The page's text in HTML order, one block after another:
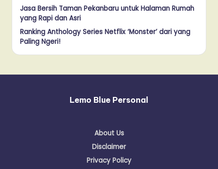
Jasa Bersih Taman Pekanbaru untuk Halaman Rumah
yang Rapi dan Asri
Ranking Anthology Series Netflix ‘Monster’ dari yang
Paling Ngeri!
Lemo Blue Personal
About Us
Disclaimer
Privacy Policy